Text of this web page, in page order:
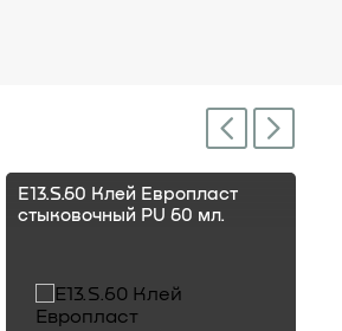
Previous
E13.S.60 Клей Европласт
стыковочный PU 60 мл.
Next